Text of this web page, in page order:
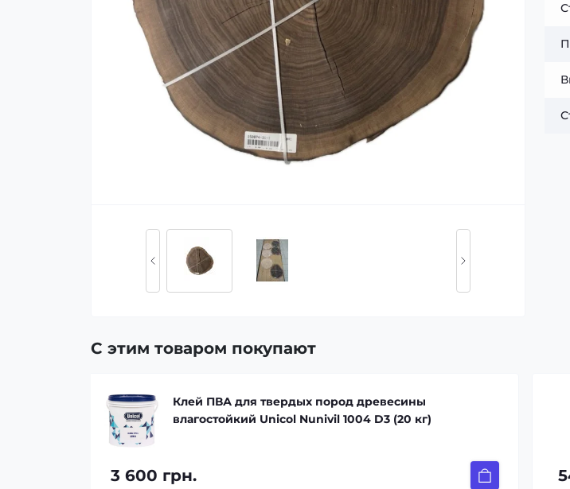
С этим товаром покупают
Клей ПВА для твердых пород древесины
влагостойкий Unicol Nunivil 1004 D3 (20 кг)
3 600 грн.